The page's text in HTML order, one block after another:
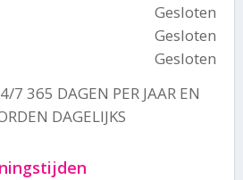
Gesloten
Gesloten
Gesloten
7 365 DAGEN PER JAAR EN
DAGELIJKS